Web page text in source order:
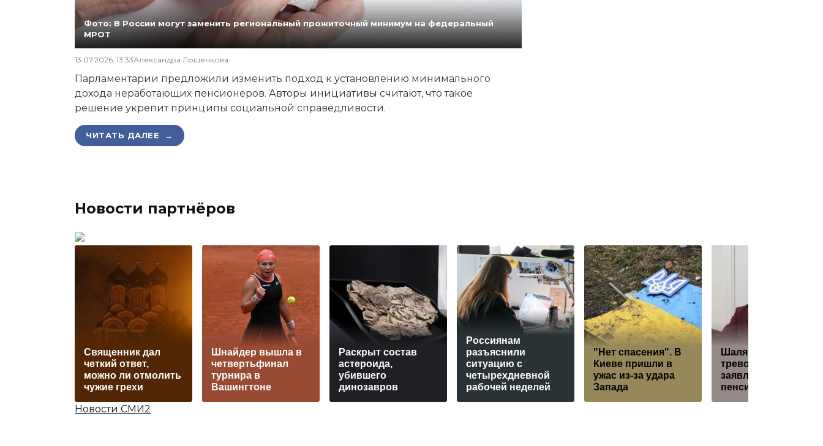
Фото: В России могут заменить региональный прожиточный минимум на федеральный
МРОТ
13.07.2026, 13:33Александра Лошенкова
Парламентарии предложили изменить подход к установлению минимального
дохода неработающих пенсионеров. Авторы инициативы считают, что такое
решение укрепит принципы социальной справедливости.
ЧИТАТЬ ДАЛЕЕ →
Новости партнёров
Священник дал
четкий ответ,
можно ли отмолить
чужие грехи
Шнайдер вышла в
четвертьфинал
турнира в
Вашингтоне
Раскрыт состав
астероида,
убившего
динозавров
Россиянам
разъяснили
ситуацию с
четырехдневной
рабочей неделей
"Нет спасения". В
Киеве пришли в
ужас из-за удара
Запада
Шаляпин сделал
тревожное
заявление о
пенсиях
Новости СМИ2